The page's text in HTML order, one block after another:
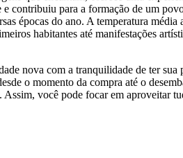
contribuiu para a formação de um
épocas do ano. A temperatura média
habitantes até manifestações
nova com a tranquilidade de ter sua
o momento da compra até o
você pode focar em aproveitar